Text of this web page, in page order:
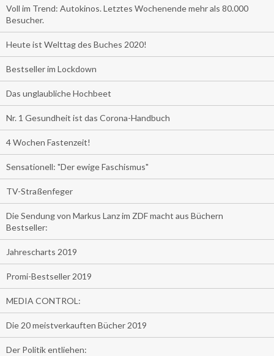
Voll im Trend: Autokinos. Letztes Wochenende mehr als 80.000
Besucher.
Heute ist Welttag des Buches 2020!
Bestseller im Lockdown
Das unglaubliche Hochbeet
Nr. 1 Gesundheit ist das Corona-Handbuch
4 Wochen Fastenzeit!
Sensationell: "Der ewige Faschismus"
TV-Straßenfeger
Die Sendung von Markus Lanz im ZDF macht aus Büchern
Bestseller:
Jahrescharts 2019
Promi-Bestseller 2019
MEDIA CONTROL:
Die 20 meistverkauften Bücher 2019
Der Politik entliehen: